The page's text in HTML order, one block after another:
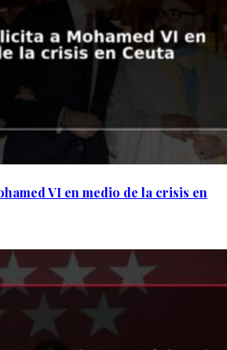
VI en medio de la crisis en